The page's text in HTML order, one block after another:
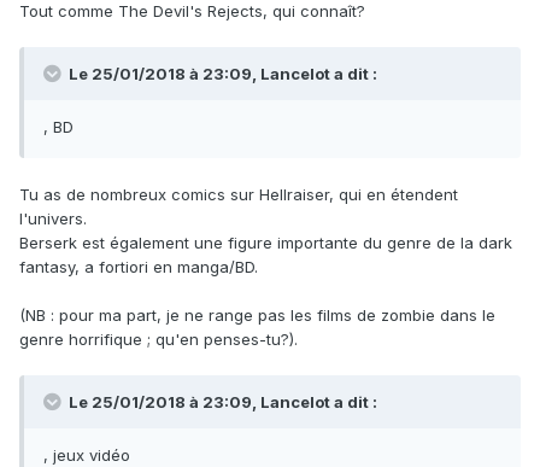
Tout comme The Devil's Rejects, qui connaît?
Le 25/01/2018 à 23:09, Lancelot a dit :
, BD
Tu as de nombreux comics sur Hellraiser, qui en étendent
l'univers.
Berserk est également une figure importante du genre de la dark
fantasy, a fortiori en manga/BD.
(NB : pour ma part, je ne range pas les films de zombie dans le
genre horrifique ; qu'en penses-tu?).
Le 25/01/2018 à 23:09, Lancelot a dit :
, jeux vidéo